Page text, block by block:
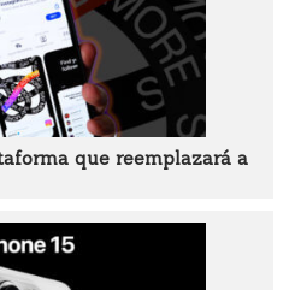
que reemplazará a